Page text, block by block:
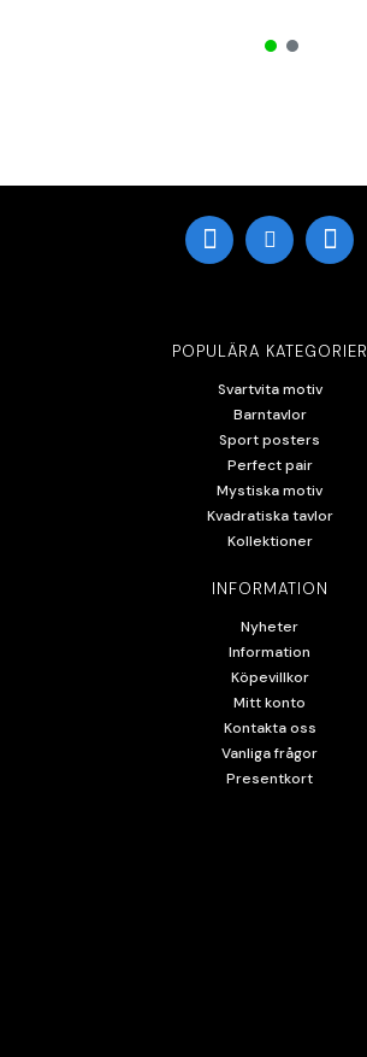
POPULÄRA KATEGORIER
Svartvita motiv
Barntavlor
Sport posters
Perfect pair
Mystiska motiv
Kvadratiska tavlor
Kollektioner
INFORMATION
Nyheter
Information
Köpevillkor
Mitt konto
Kontakta oss
Vanliga frågor
Presentkort